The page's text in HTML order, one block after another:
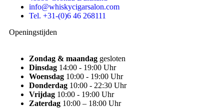
info@whiskycigarsalon.com
Tel. +31-(0)6 46 268111
Openingstijden
Zondag & maandag gesloten
Dinsdag 14:00 - 19:00 Uhr
Woensdag 10:00 - 19:00 Uhr
Donderdag 10:00 - 22:30 Uhr
Vrijdag 10:00 - 19:00 Uhr
Zaterdag 10:00 – 18:00 Uhr